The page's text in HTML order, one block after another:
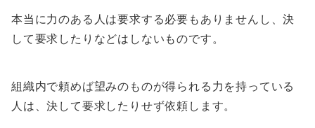
本当に力のある人は要求する必要もありませんし、決
して要求したりなどはしないものです。
組織内で頼めば望みのものが得られる力を持っている
人は、決して要求したりせず依頼します。